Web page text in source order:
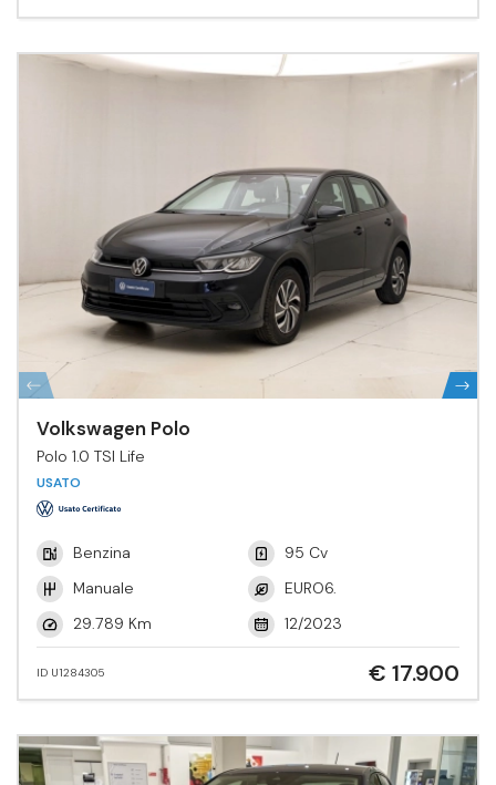
Volkswagen Polo
Polo 1.0 TSI Life
USATO
Benzina
95 Cv
Manuale
EURO6.
29.789 Km
12/2023
ID U1284305 € 17.900